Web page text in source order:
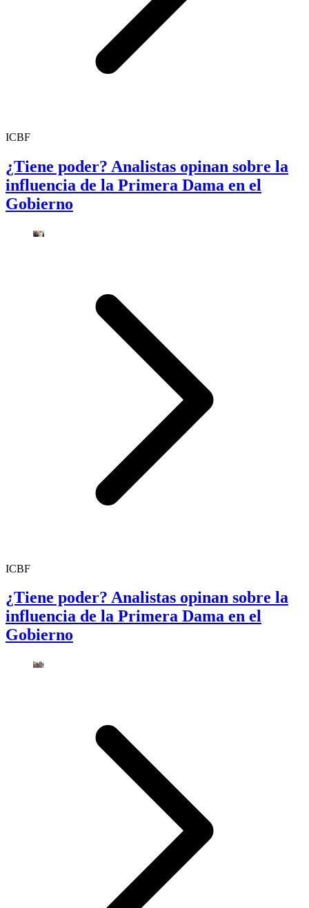
ICBF
¿Tiene poder? Analistas opinan sobre la
influencia de la Primera Dama en el
Gobierno
ICBF
¿Tiene poder? Analistas opinan sobre la
influencia de la Primera Dama en el
Gobierno